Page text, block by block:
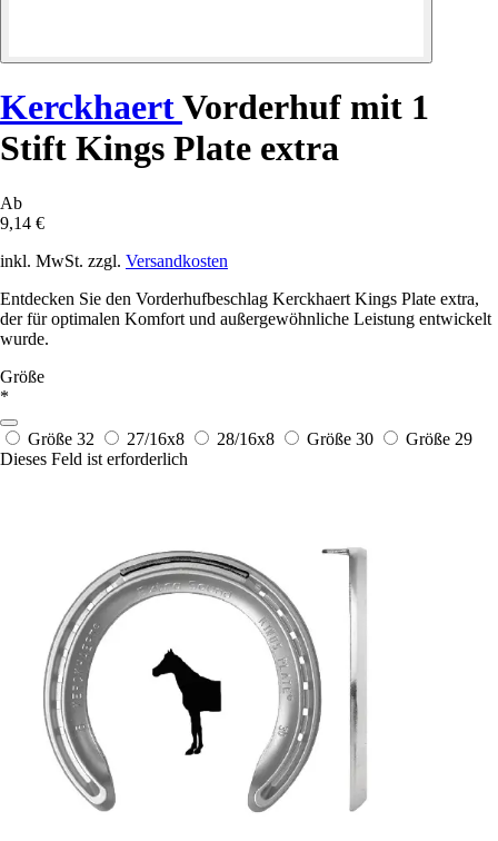
KerckhaertVorderhuf mit 1
Stift Kings Plate extra
Ab
9,14 €
inkl. MwSt. zzgl. Versandkosten
Entdecken Sie den Vorderhufbeschlag Kerckhaert Kings Plate extra,
der für optimalen Komfort und außergewöhnliche Leistung entwickelt
wurde.
Größe
*
Größe 32 27/16x8 28/16x8 Größe 30
Größe 29
Dieses Feld ist erforderlich